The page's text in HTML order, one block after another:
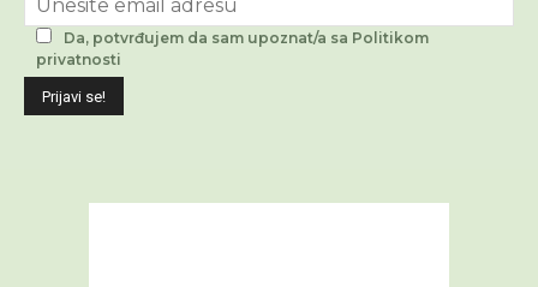
Da, potvrđujem da sam upoznat/a sa Politikom
privatnosti